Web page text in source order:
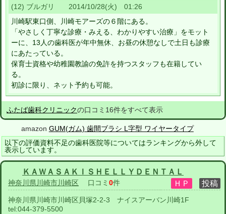
(12) ブルガリ 2014/10/28(火) 01:26
川崎駅東口側、川崎モアーズの６階にある。
「やさしく丁寧な診療・みえる、わかりやすい治療」をモット
ーに、13人の歯科医が年中無休、お昼の休憩なしで土日も診療
にあたっている。
保育士資格や幼稚園教諭の免許を持つスタッフも在籍してい
る。
初診に限り、ネット予約も可能。
ふたば歯科クリニックの口コミ16件をすべて表示
amazon GUM(ガム) 歯間ブラシ L字型 ワイヤータイプ
以下の評価資料不足の歯科医院等についてはランキングから外して
表示しています。
ＫＡＷＡＳＡＫＩＳＨＥＬＬＹＤＥＮＴＡＬ
神奈川県川崎市川崎区 口コミ 0件
神奈川県川崎市川崎区貝塚2-2-3 ナイスアーバン川崎1F
tel:044-379-5500